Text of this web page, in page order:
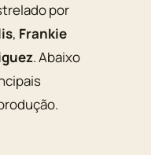
por
, Frankie
. Abaixo